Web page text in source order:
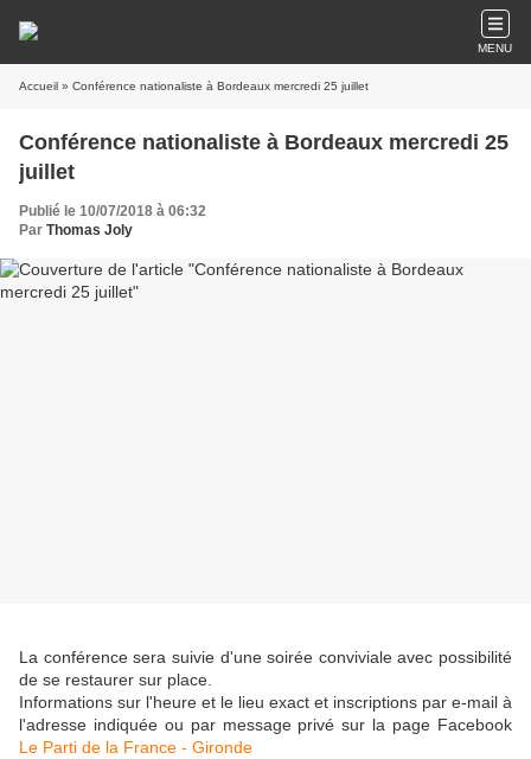
MENU
Accueil » Conférence nationaliste à Bordeaux mercredi 25 juillet
Conférence nationaliste à Bordeaux mercredi 25
juillet
Publié le 10/07/2018 à 06:32
Par Thomas Joly
La conférence sera suivie d'une soirée conviviale avec possibilité
de se restaurer sur place.
Informations sur l'heure et le lieu exact et inscriptions par e-mail à
l'adresse indiquée ou par message privé sur la page Facebook
Le Parti de la France - Gironde